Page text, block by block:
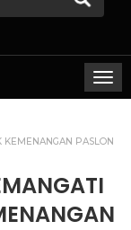
KEMENANGAN PASLON